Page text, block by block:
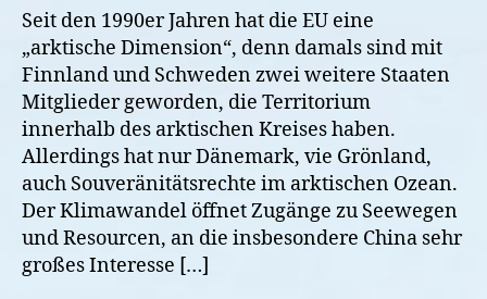
Arktispolitik:
Barentsee
im
Fokus
Seit den 1990er Jahren hat die EU eine
„arktische Dimension“, denn damals sind mit
Finnland und Schweden zwei weitere Staaten
Mitglieder geworden, die Territorium
innerhalb des arktischen Kreises haben.
Allerdings hat nur Dänemark, vie Grönland,
auch Souveränitätsrechte im arktischen Ozean.
Der Klimawandel öffnet Zugänge zu Seewegen
und Resourcen, an die insbesondere China sehr
großes Interesse […]